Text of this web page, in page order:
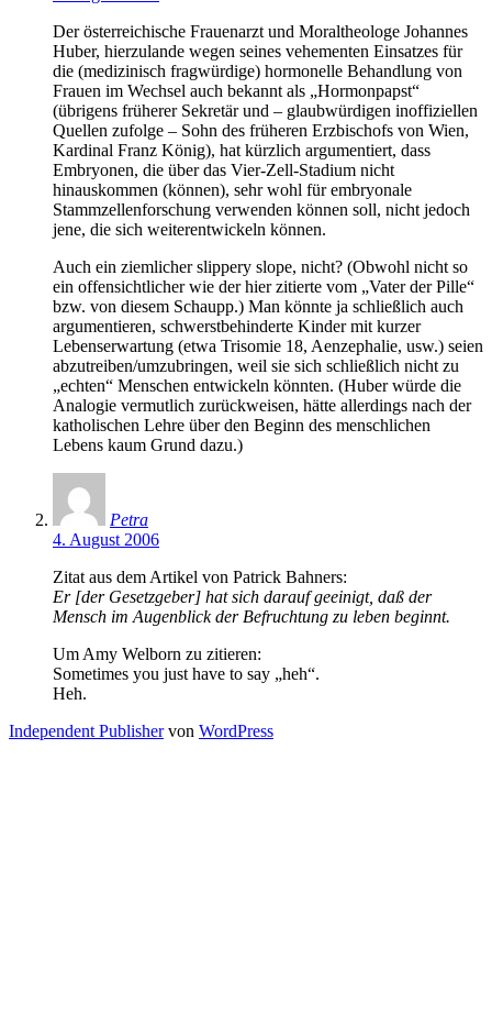
Der österreichische Frauenarzt und Moraltheologe Johannes
Huber, hierzulande wegen seines vehementen Einsatzes für
die (medizinisch fragwürdige) hormonelle Behandlung von
Frauen im Wechsel auch bekannt als „Hormonpapst“
(übrigens früherer Sekretär und – glaubwürdigen inoffiziellen
Quellen zufolge – Sohn des früheren Erzbischofs von Wien,
Kardinal Franz König), hat kürzlich argumentiert, dass
Embryonen, die über das Vier-Zell-Stadium nicht
hinauskommen (können), sehr wohl für embryonale
Stammzellenforschung verwenden können soll, nicht jedoch
jene, die sich weiterentwickeln können.
Auch ein ziemlicher slippery slope, nicht? (Obwohl nicht so
ein offensichtlicher wie der hier zitierte vom „Vater der Pille“
bzw. von diesem Schaupp.) Man könnte ja schließlich auch
argumentieren, schwerstbehinderte Kinder mit kurzer
Lebenserwartung (etwa Trisomie 18, Aenzephalie, usw.) seien
abzutreiben/umzubringen, weil sie sich schließlich nicht zu
„echten“ Menschen entwickeln könnten. (Huber würde die
Analogie vermutlich zurückweisen, hätte allerdings nach der
katholischen Lehre über den Beginn des menschlichen
Lebens kaum Grund dazu.)
Petra
4. August 2006
Zitat aus dem Artikel von Patrick Bahners:
Er [der Gesetzgeber] hat sich darauf geeinigt, daß der
Mensch im Augenblick der Befruchtung zu leben beginnt.
Um Amy Welborn zu zitieren:
Sometimes you just have to say „heh“.
Heh.
Independent Publishervon WordPress